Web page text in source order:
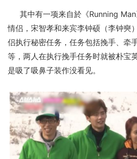
其中有一项来自於《Running Man
情侣，宋智孝和来宾李钟硕（李钟奭
侣执行秘密任务，任务包括挽手、牵
等，两人在执行挽手任务时就被朴宝
是吸了吸鼻子装作没看见。